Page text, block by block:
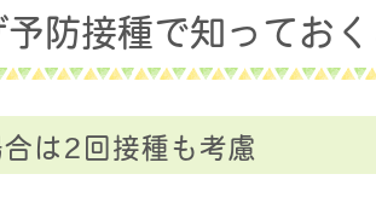
防接種で知っておく
は2回接種も考慮